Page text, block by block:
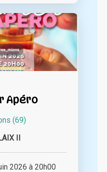
Apéro
(69)
II
2026 à 20h00